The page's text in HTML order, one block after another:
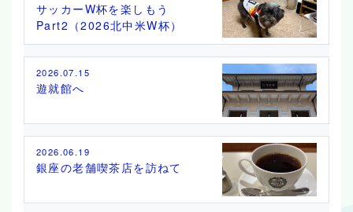
サッカーW杯を楽しもう
Part2（2026北中米W杯）
2026.07.15
遊就館へ
2026.06.19
銀座の老舗喫茶店を訪ねて